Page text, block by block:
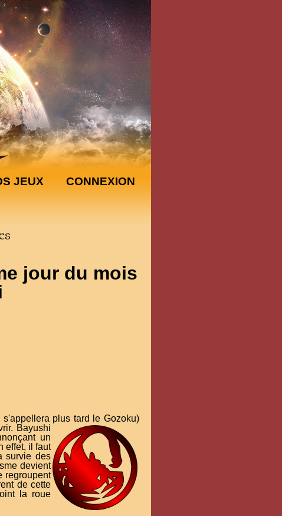
JEUX CONNEXION
jour du mois
plus tard le Gozoku)
Bayushi
un
effet, il faut
survie des
devient
regroupent
de cette
la roue